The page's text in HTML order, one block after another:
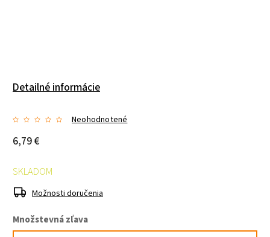
Detailné informácie
Neohodnotené
6,79 €
SKLADOM
Možnosti doručenia
Množstevná zľava